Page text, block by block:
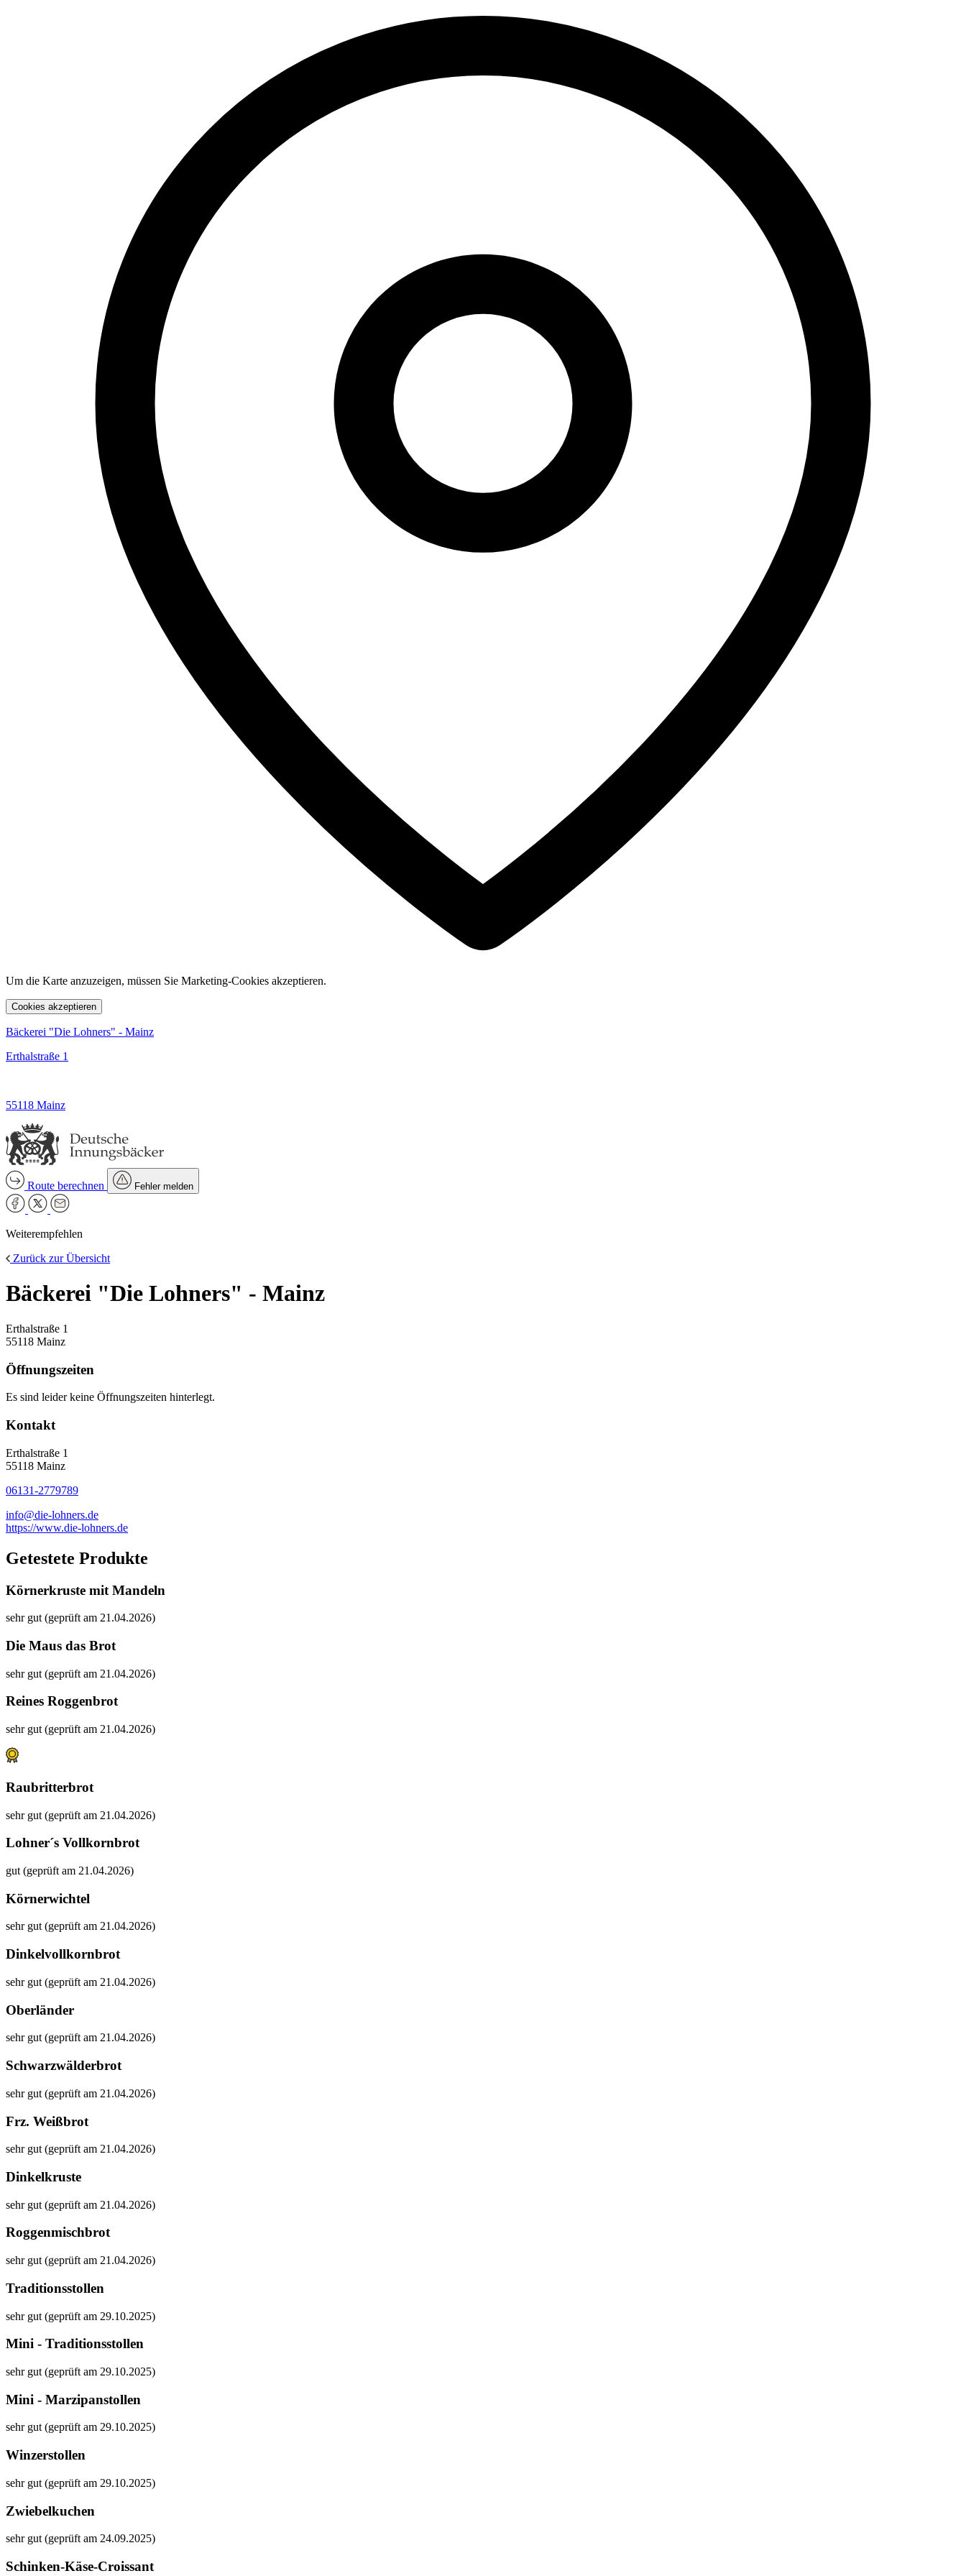
Um die Karte anzuzeigen, müssen Sie Marketing-Cookies akzeptieren.
Cookies akzeptieren
Bäckerei "Die Lohners" - Mainz
Erthalstraße 1
55118 Mainz
Route berechnen Fehler melden
Weiterempfehlen
Zurück zur Übersicht
Bäckerei "Die Lohners" - Mainz
Erthalstraße 1
55118 Mainz
Öffnungszeiten
Es sind leider keine Öffnungszeiten hinterlegt.
Kontakt
Erthalstraße 1
55118 Mainz
06131-2779789
info@die-lohners.de
https://www.die-lohners.de
Getestete Produkte
Körnerkruste mit Mandeln
sehr gut (geprüft am 21.04.2026)
Die Maus das Brot
sehr gut (geprüft am 21.04.2026)
Reines Roggenbrot
sehr gut (geprüft am 21.04.2026)
Raubritterbrot
sehr gut (geprüft am 21.04.2026)
Lohner´s Vollkornbrot
gut (geprüft am 21.04.2026)
Körnerwichtel
sehr gut (geprüft am 21.04.2026)
Dinkelvollkornbrot
sehr gut (geprüft am 21.04.2026)
Oberländer
sehr gut (geprüft am 21.04.2026)
Schwarzwälderbrot
sehr gut (geprüft am 21.04.2026)
Frz. Weißbrot
sehr gut (geprüft am 21.04.2026)
Dinkelkruste
sehr gut (geprüft am 21.04.2026)
Roggenmischbrot
sehr gut (geprüft am 21.04.2026)
Traditionsstollen
sehr gut (geprüft am 29.10.2025)
Mini - Traditionsstollen
sehr gut (geprüft am 29.10.2025)
Mini - Marzipanstollen
sehr gut (geprüft am 29.10.2025)
Winzerstollen
sehr gut (geprüft am 29.10.2025)
Zwiebelkuchen
sehr gut (geprüft am 24.09.2025)
Schinken-Käse-Croissant